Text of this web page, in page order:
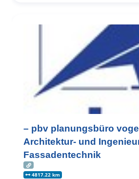
– pbv planungsbüro
Architektur- und
Fassadentechnik
4817.22 km